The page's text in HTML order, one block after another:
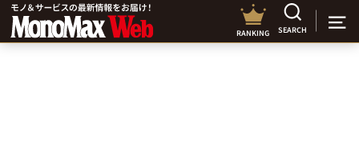
RANKING SEARCH